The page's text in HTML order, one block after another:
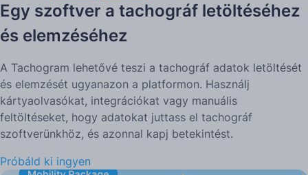
Egy szoftver a tachográf letöltéséhez
és elemzéséhez
A Tachogram lehetővé teszi a tachográf adatok letöltését
és elemzését ugyanazon a platformon. Használj
kártyaolvasókat, integrációkat vagy manuális
feltöltéseket, hogy adatokat juttass el tachográf
szoftverünkhöz, és azonnal kapj betekintést.
Próbáld ki ingyen